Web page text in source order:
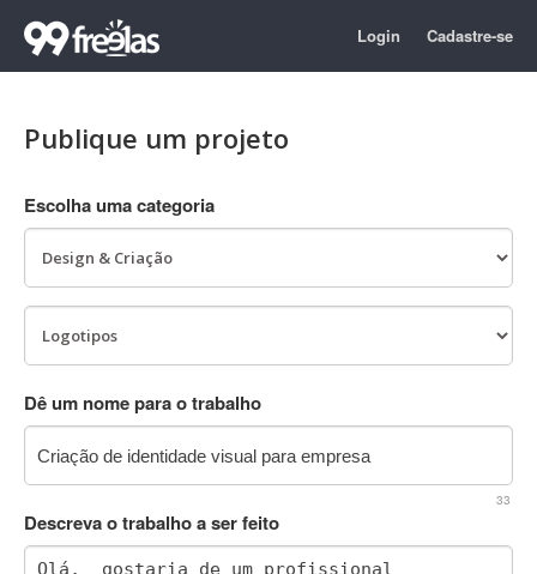
Login Cadastre-se
Publique um projeto
Escolha uma categoria
Dê um nome para o trabalho
33
Descreva o trabalho a ser feito